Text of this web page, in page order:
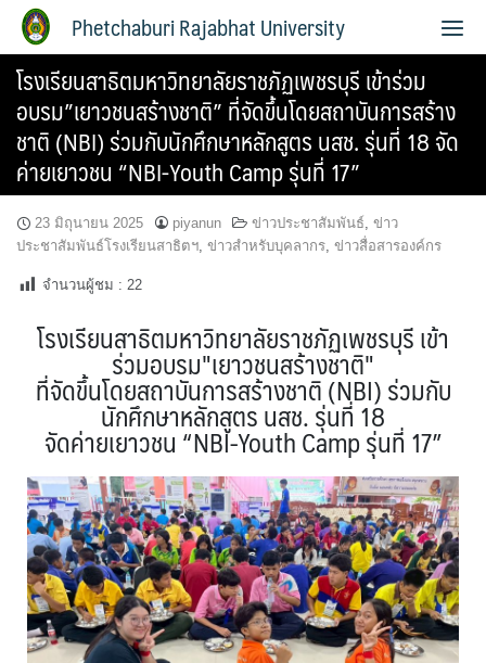
Phetchaburi Rajabhat University
โรงเรียนสาธิตมหาวิทยาลัยราชภัฏเพชรบุรี เข้าร่วม
อบรม”เยาวชนสร้างชาติ” ที่จัดขึ้นโดยสถาบันการสร้าง
ชาติ (NBI) ร่วมกับนักศึกษาหลักสูตร นสช. รุ่นที่ 18 จัด
ค่ายเยาวชน “NBI-Youth Camp รุ่นที่ 17”
23 มิถุนายน 2025 piyanun ข่าวประชาสัมพันธ์, ข่าว
ประชาสัมพันธ์โรงเรียนสาธิตฯ, ข่าวสำหรับบุคลากร, ข่าวสื่อสารองค์กร
จำนวนผู้ชม : 22
โรงเรียนสาธิตมหาวิทยาลัยราชภัฏเพชรบุรี เข้า
ร่วมอบรม"เยาวชนสร้างชาติ"
ที่จัดขึ้นโดยสถาบันการสร้างชาติ (NBI) ร่วมกับ
นักศึกษาหลักสูตร นสช. รุ่นที่ 18
จัดค่ายเยาวชน “NBI-Youth Camp รุ่นที่ 17”